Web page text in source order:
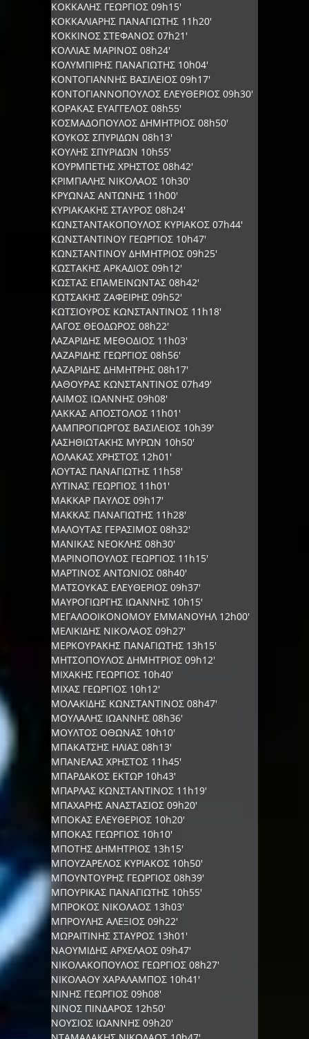
ΚΟΚΚΑΛΗΣ ΓΕΩΡΓΙΟΣ 09h15'
ΚΟΚΚΑΛΙΑΡΗΣ ΠΑΝΑΓΙΩΤΗΣ 11h20'
ΚΟΚΚΙΝΟΣ ΣΤΕΦΑΝΟΣ 07h21'
ΚΟΛΛΙΑΣ ΜΑΡΙΝΟΣ 08h24'
ΚΟΛΥΜΠΙΡΗΣ ΠΑΝΑΓΙΩΤΗΣ 10h04'
ΚΟΝΤΟΓΙΑΝΝΗΣ ΒΑΣΙΛΕΙΟΣ 09h17'
ΚΟΝΤΟΓΙΑΝΝΟΠΟΥΛΟΣ ΕΛΕΥΘΕΡΙΟΣ 09h30'
ΚΟΡΑΚΑΣ ΕΥΑΓΓΕΛΟΣ 08h55'
ΚΟΣΜΑΔΟΠΟΥΛΟΣ ΔΗΜΗΤΡΙΟΣ 08h50'
ΚΟΥΚΟΣ ΣΠΥΡΙΔΩΝ 08h13'
ΚΟΥΛΗΣ ΣΠΥΡΙΔΩΝ 10h55'
ΚΟΥΡΜΠΕΤΗΣ ΧΡΗΣΤΟΣ 08h42'
ΚΡΙΜΠΑΛΗΣ ΝΙΚΟΛΑΟΣ 10h30'
ΚΡΥΩΝΑΣ ΑΝΤΩΝΗΣ 11h00'
ΚΥΡΙΑΚΑΚΗΣ ΣΤΑΥΡΟΣ 08h24'
ΚΩΝΣΤΑΝΤΑΚΟΠΟΥΛΟΣ ΚΥΡΙΑΚΟΣ 07h44'
ΚΩΝΣΤΑΝΤΙΝΟΥ ΓΕΩΡΓΙΟΣ 10h47'
ΚΩΝΣΤΑΝΤΙΝΟΥ ΔΗΜΗΤΡΙΟΣ 09h25'
ΚΩΣΤΑΚΗΣ ΑΡΚΑΔΙΟΣ 09h12'
ΚΩΣΤΑΣ ΕΠΑΜΕΙΝΩΝΤΑΣ 08h42'
ΚΩΤΣΑΚΗΣ ΖΑΦΕΙΡΗΣ 09h52'
ΚΩΤΣΙΟΥΡΟΣ ΚΩΝΣΤΑΝΤΙΝΟΣ 11h18'
ΛΑΓΟΣ ΘΕΟΔΩΡΟΣ 08h22'
ΛΑΖΑΡΙΔΗΣ ΜΕΘΟΔΙΟΣ 11h03'
ΛΑΖΑΡΙΔΗΣ ΓΕΩΡΓΙΟΣ 08h56'
ΛΑΖΑΡΙΔΗΣ ΔΗΜΗΤΡΗΣ 08h17'
ΛΑΘΟΥΡΑΣ ΚΩΝΣΤΑΝΤΙΝΟΣ 07h49'
ΛΑΙΜΟΣ ΙΩΑΝΝΗΣ 09h08'
ΛΑΚΚΑΣ ΑΠΟΣΤΟΛΟΣ 11h01'
ΛΑΜΠΡΟΓΙΩΡΓΟΣ ΒΑΣΙΛΕΙΟΣ 10h39'
ΛΑΣΗΘΙΩΤΑΚΗΣ ΜΥΡΩΝ 10h50'
ΛΟΛΑΚΑΣ ΧΡΗΣΤΟΣ 12h01'
ΛΟΥΤΑΣ ΠΑΝΑΓΙΩΤΗΣ 11h58'
ΛΥΤΙΝΑΣ ΓΕΩΡΓΙΟΣ 11h01'
ΜΑΚΚΑΡ ΠΑΥΛΟΣ 09h17'
ΜΑΚΚΑΣ ΠΑΝΑΓΙΩΤΗΣ 11h28'
ΜΑΛΟΥΤΑΣ ΓΕΡΑΣΙΜΟΣ 08h32'
ΜΑΝΙΚΑΣ ΝΕΟΚΛΗΣ 08h30'
ΜΑΡΙΝΟΠΟΥΛΟΣ ΓΕΩΡΓΙΟΣ 11h15'
ΜΑΡΤΙΝΟΣ ΑΝΤΩΝΙΟΣ 08h40'
ΜΑΤΣΟΥΚΑΣ ΕΛΕΥΘΕΡΙΟΣ 09h37'
ΜΑΥΡΟΓΙΩΡΓΗΣ ΙΩΑΝΝΗΣ 10h15'
ΜΕΓΑΛΟΟΙΚΟΝΟΜΟΥ ΕΜΜΑΝΟΥΗΛ 12h00'
ΜΕΛΙΚΙΔΗΣ ΝΙΚΟΛΑΟΣ 09h27'
ΜΕΡΚΟΥΡΑΚΗΣ ΠΑΝΑΓΙΩΤΗΣ 13h15'
ΜΗΤΣΟΠΟΥΛΟΣ ΔΗΜΗΤΡΙΟΣ 09h12'
ΜΙΧΑΚΗΣ ΓΕΩΡΓΙΟΣ 10h40'
ΜΙΧΑΣ ΓΕΩΡΓΙΟΣ 10h12'
ΜΟΛΑΚΙΔΗΣ ΚΩΝΣΤΑΝΤΙΝΟΣ 08h47'
ΜΟΥΛΑΛΗΣ ΙΩΑΝΝΗΣ 08h36'
ΜΟΥΛΤΟΣ ΟΘΩΝΑΣ 10h10'
ΜΠΑΚΑΤΣΗΣ ΗΛΙΑΣ 08h13'
ΜΠΑΝΕΛΑΣ ΧΡΗΣΤΟΣ 11h45'
ΜΠΑΡΔΑΚΟΣ ΕΚΤΩΡ 10h43'
ΜΠΑΡΛΑΣ ΚΩΝΣΤΑΝΤΙΝΟΣ 11h19'
ΜΠΑΧΑΡΗΣ ΑΝΑΣΤΑΣΙΟΣ 09h20'
ΜΠΟΚΑΣ ΕΛΕΥΘΕΡΙΟΣ 10h20'
ΜΠΟΚΑΣ ΓΕΩΡΓΙΟΣ 10h10'
ΜΠΟΤΗΣ ΔΗΜΗΤΡΙΟΣ 13h15'
ΜΠΟΥΖΑΡΕΛΟΣ ΚΥΡΙΑΚΟΣ 10h50'
ΜΠΟΥΝΤΟΥΡΗΣ ΓΕΩΡΓΙΟΣ 08h39'
ΜΠΟΥΡΙΚΑΣ ΠΑΝΑΓΙΩΤΗΣ 10h55'
ΜΠΡΟΚΟΣ ΝΙΚΟΛΑΟΣ 13h03'
ΜΠΡΟΥΛΗΣ ΑΛΕΞΙΟΣ 09h22'
ΜΩΡΑΙΤΙΝΗΣ ΣΤΑΥΡΟΣ 13h01'
ΝΑΟΥΜΙΔΗΣ ΑΡΧΕΛΑΟΣ 09h47'
ΝΙΚΟΛΑΚΟΠΟΥΛΟΣ ΓΕΩΡΓΙΟΣ 08h27'
ΝΙΚΟΛΑΟΥ ΧΑΡΑΛΑΜΠΟΣ 10h41'
ΝΙΝΗΣ ΓΕΩΡΓΙΟΣ 09h08'
ΝΙΝΟΣ ΠΙΝΔΑΡΟΣ 12h50'
ΝΟΥΣΙΟΣ ΙΩΑΝΝΗΣ 09h20'